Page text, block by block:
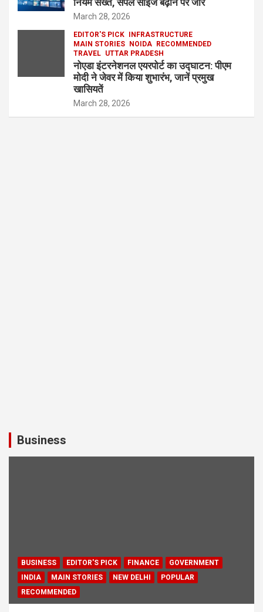
नियम सख्त, सैंपल साइज बढ़ाने पर जोर
March 28, 2026
EDITOR'S PICK
INFRASTRUCTURE
MAIN STORIES
NOIDA
RECOMMENDED
TRAVEL UTTAR PRADESH
नोएडा इंटरनेशनल एयरपोर्ट का उद्घाटन: पीएम
मोदी ने जेवर में किया शुभारंभ, जानें प्रमुख
खासियतें
March 28, 2026
Business
BUSINESS EDITOR'S PICK FINANCE
GOVERNMENT
INDIA
MAIN STORIES NEW DELHI
POPULAR
RECOMMENDED